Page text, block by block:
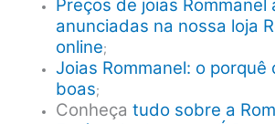
Preços de joias Rommanel
anunciadas na nossa loja
online;
Joias Rommanel: o
boas;
Conheçatudo sobre a